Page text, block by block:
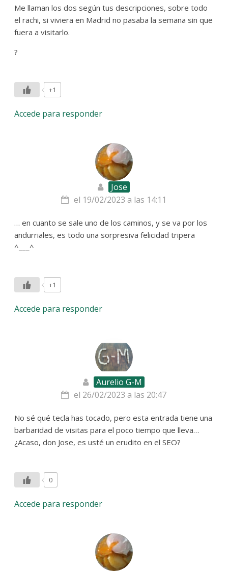
Me llaman los dos según tus descripciones, sobre todo
el rachi, si viviera en Madrid no pasaba la semana sin que
fuera a visitarlo.
?
+1
Accede para responder
Jose
el 19/02/2023 a las 14:11
… en cuanto se sale uno de los caminos, y se va por los
andurriales, es todo una sorpresiva felicidad tripera
^___^
+1
Accede para responder
Aurelio G-M
el 26/02/2023 a las 20:47
No sé qué tecla has tocado, pero esta entrada tiene una
barbaridad de visitas para el poco tiempo que lleva…
¿Acaso, don Jose, es usté un erudito en el SEO?
0
Accede para responder